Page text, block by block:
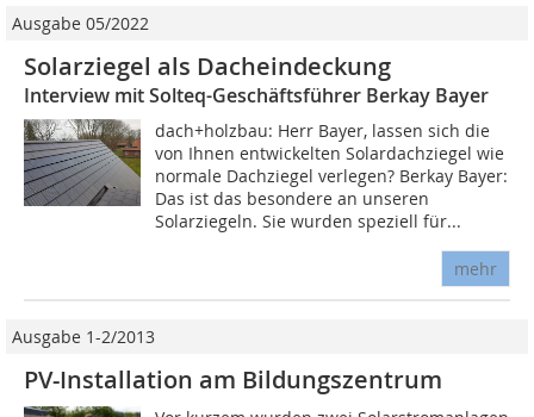
Ausgabe 05/2022
Solarziegel als Dacheindeckung
Interview mit Solteq-Geschäftsführer Berkay Bayer
dach+holzbau: Herr Bayer, lassen sich die
von Ihnen entwickelten Solardachziegel wie
normale Dachziegel verlegen? Berkay Bayer:
Das ist das besondere an unseren
Solarziegeln. Sie wurden speziell für...
mehr
Ausgabe 1-2/2013
PV-Installation am Bildungszentrum